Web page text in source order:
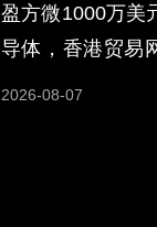
盈方微1000万美
导体，香港贸易
2026-08-07